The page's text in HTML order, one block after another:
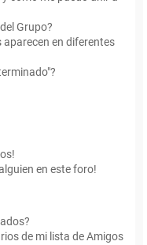
Grupo?
aparecen en diferentes
en este foro!
de mi lista de Amigos